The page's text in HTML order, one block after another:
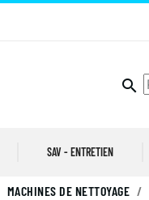
search
SAV - ENTRETIEN
MACHINES DE NETTOYAGE